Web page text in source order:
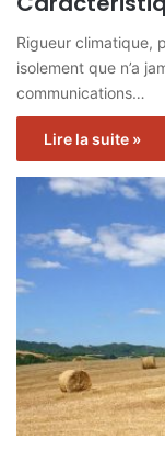
Rigueur climatique,
isolement que n’a
communications…
Lire la suite »